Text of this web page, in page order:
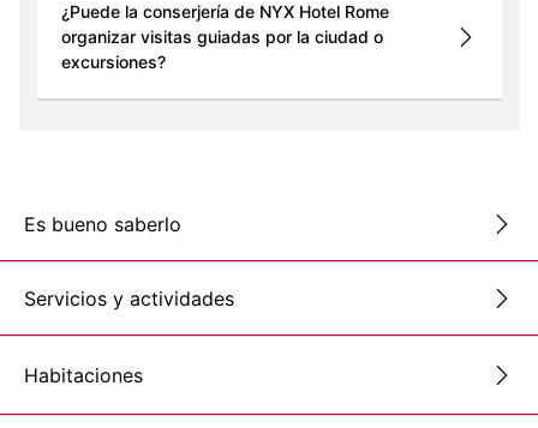
¿Puede la conserjería de NYX Hotel Rome
organizar visitas guiadas por la ciudad o
excursiones?
Es bueno saberlo
Servicios y actividades
Habitaciones